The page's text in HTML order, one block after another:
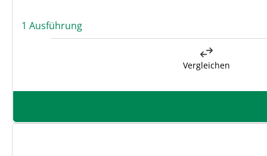
1 Ausführung
Vergleichen